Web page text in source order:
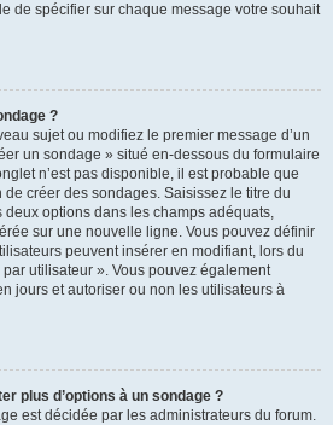
de spécifier sur chaque message votre souhait
?
sujet ou modifiez le premier message d’un
un sondage » situé en-dessous du formulaire
n’est pas disponible, il est probable que
de créer des sondages. Saisissez le titre du
options dans les champs adéquats,
sur une nouvelle ligne. Vous pouvez définir
peuvent insérer en modifiant, lors du
utilisateur ». Vous pouvez également
jours et autoriser ou non les utilisateurs à
plus d’options à un sondage ?
est décidée par les administrateurs du forum.